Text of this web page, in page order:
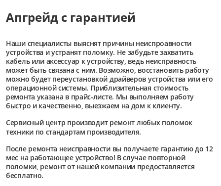
Апгрейд с гарантией
Наши специалисты выяснят причины неиспроавности
устройства и устранят поломку. Не забудьте захватить
кабель или аксессуар к устройству, ведь неисправность
может быть связана с ним. Возможно, восстановить работу
можно будет переустановкой драйверов устройства или его
операционной системы. Приблизительная стоимость
ремонта указана в прайс-листе. Мы выполняем работу
быстро и качественно, выезжаем на дом к клиенту.
Сервисный центр производит ремонт любых поломок
техники по стандартам производителя.
После ремонта неисправности вы получаете гарантию до 12
мес на работающее устройство! В случае повторной
поломки, ремонт от нашей компании предоставляется
бесплатно.